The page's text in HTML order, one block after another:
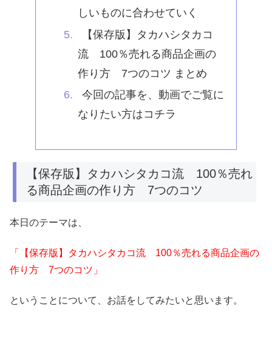
しいものに合わせていく
【保存版】タカハシタカコ
流 100％売れる商品企画の
作り方 7つのコツ まとめ
今回の記事を、動画でご覧に
なりたい方はコチラ
【保存版】タカハシタカコ流 100％売れ
る商品企画の作り方 7つのコツ
本日のテーマは、
「【保存版】タカハシタカコ流 100％売れる商品企画の
作り方 7つのコツ」
ということについて、お話をしてみたいと思います。